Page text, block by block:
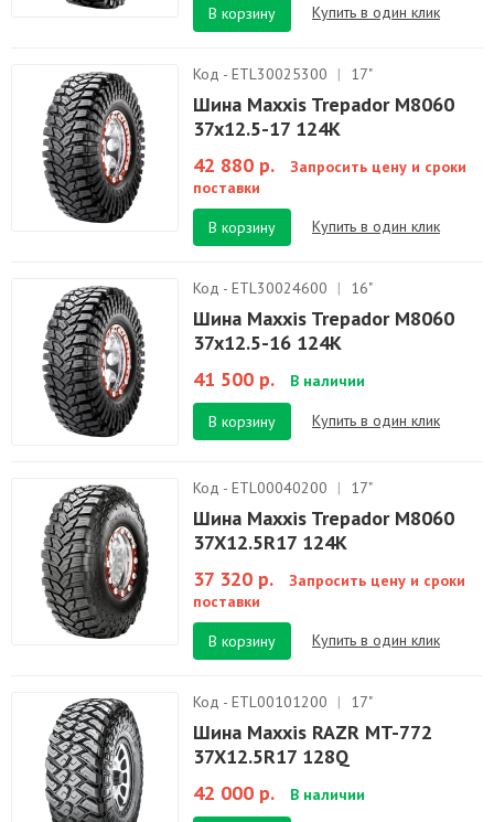
В корзину
Купить в один клик
Код - ETL30025300 | 17"
Шина Maxxis Trepador M8060
37x12.5-17 124K
42 880 р.
Запросить цену и сроки
поставки
В корзину
Купить в один клик
Код - ETL30024600 | 16"
Шина Maxxis Trepador M8060
37x12.5-16 124K
41 500 р.
В наличии
В корзину Купить в один клик
Код - ETL00040200 | 17"
Шина Maxxis Trepador M8060
37X12.5R17 124K
37 320 р.
Запросить цену и сроки
поставки
В корзину
Купить в один клик
Код - ETL00101200 | 17"
Шина Maxxis RAZR MT-772
37X12.5R17 128Q
42 000 р.
В наличии